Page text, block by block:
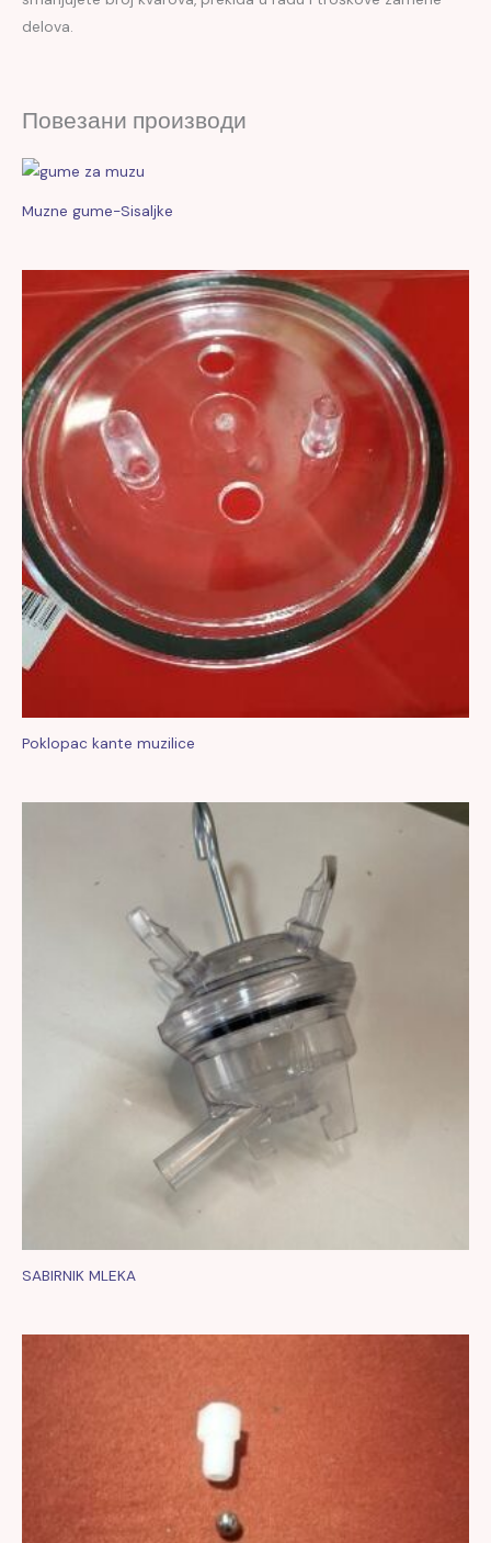
delova.
Повезани производи
Muzne gume-Sisaljke
Poklopac kante muzilice
SABIRNIK MLEKA